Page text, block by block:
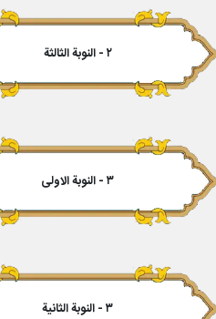
۲ - النوبة الثالثة
۳ - النوبة الاولى
۳ - النوبة الثانیة